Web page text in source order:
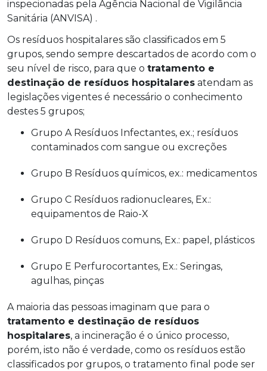
inspecionadas pela Agência Nacional de Vigilância
Sanitária (ANVISA) .
Os resíduos hospitalares são classificados em 5
grupos, sendo sempre descartados de acordo com o
seu nível de risco, para que o tratamento e
destinação de resíduos hospitalares atendam as
legislações vigentes é necessário o conhecimento
destes 5 grupos;
Grupo A Resíduos Infectantes, ex.; resíduos
contaminados com sangue ou excreções
Grupo B Resíduos químicos, ex.: medicamentos
Grupo C Resíduos radionucleares, Ex.:
equipamentos de Raio-X
Grupo D Resíduos comuns, Ex.: papel, plásticos
Grupo E Perfurocortantes, Ex.: Seringas,
agulhas, pinças
A maioria das pessoas imaginam que para o
tratamento e destinação de resíduos
hospitalares, a incineração é o único processo,
porém, isto não é verdade, como os resíduos estão
classificados por grupos, o tratamento final pode ser